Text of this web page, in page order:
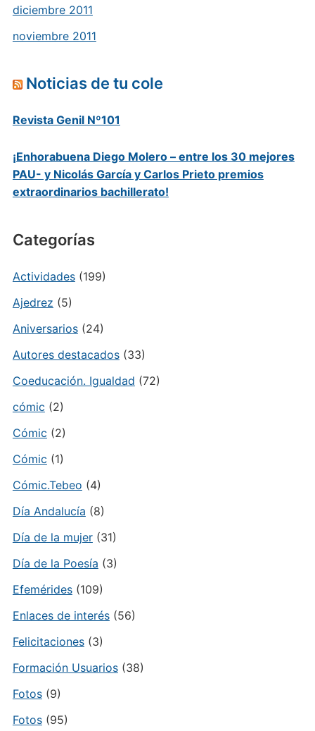
diciembre 2011
noviembre 2011
Noticias de tu cole
Revista Genil Nº101
¡Enhorabuena Diego Molero – entre los 30 mejores
PAU- y Nicolás García y Carlos Prieto premios
extraordinarios bachillerato!
Categorías
Actividades(199)
Ajedrez (5)
Aniversarios(24)
Autores destacados(33)
Coeducación. Igualdad (72)
cómic (2)
Cómic (2)
Cómic (1)
Cómic.Tebeo (4)
Día Andalucía (8)
Día de la mujer(31)
Día de la Poesía (3)
Efemérides(109)
Enlaces de interés(56)
Felicitaciones(3)
Formación Usuarios(38)
Fotos(9)
Fotos(95)